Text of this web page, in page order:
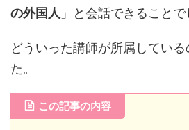
の外国人 」と会話できることで
どういった講師が所属してい
た。
この記事の内容